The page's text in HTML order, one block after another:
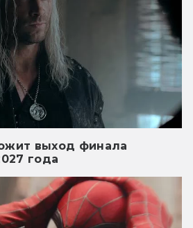
выход финала
года